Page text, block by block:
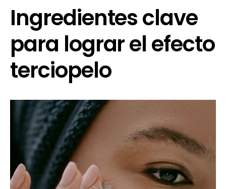
Ingredientes clave
para lograr el efecto
terciopelo